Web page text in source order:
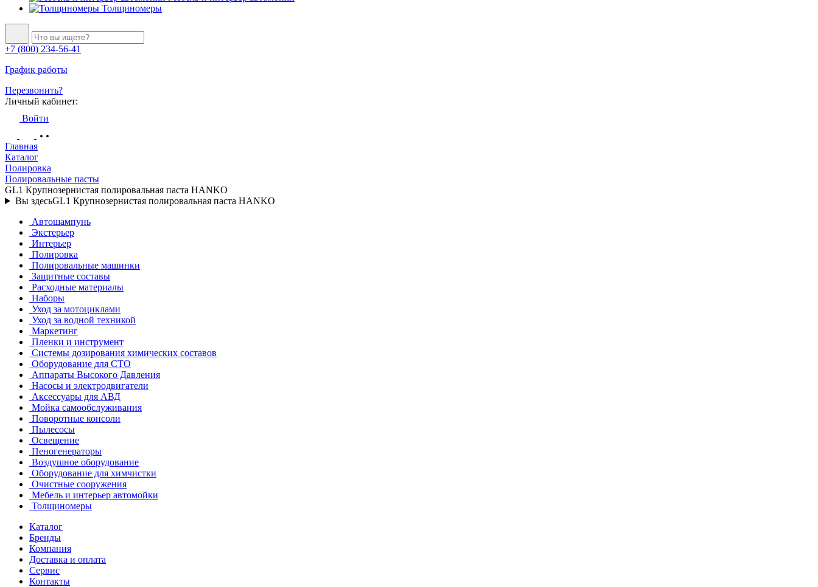
Толщиномеры
+7 (800) 234-56-41
График работы
Перезвонить?
Личный кабинет:
Войти
Главная
Каталог
Полировка
Полировальные пасты
GL1 Крупнозернистая полировальная паста HANKO
Вы здесьGL1 Крупнозернистая полировальная паста HANKO
Автошампунь
Экстерьер
Интерьер
Полировка
Полировальные машинки
Защитные составы
Расходные материалы
Наборы
Уход за мотоциклами
Уход за водной техникой
Маркетинг
Пленки и инструмент
Системы дозирования химических составов
Оборудование для СТО
Аппараты Высокого Давления
Насосы и электродвигатели
Аксессуары для АВД
Мойка самообслуживания
Поворотные консоли
Пылесосы
Освещение
Пеногенераторы
Воздушное оборудование
Оборудование для химчистки
Очистные сооружения
Мебель и интерьер автомойки
Толщиномеры
Каталог
Бренды
Компания
Доставка и оплата
Сервис
Контакты